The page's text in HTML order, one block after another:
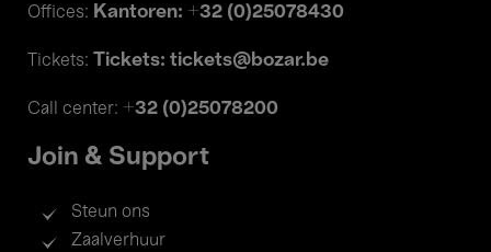
Offices: Kantoren: +32 (0)25078430
Tickets: Tickets: tickets@bozar.be
Call center: +32 (0)25078200
Join & Support
Steun ons
Zaalverhuur